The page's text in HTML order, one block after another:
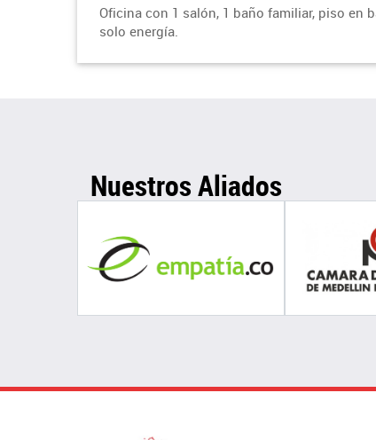
Oficina con 1 salón, 1 baño familiar, piso en
solo energía.
Nuestros Aliados